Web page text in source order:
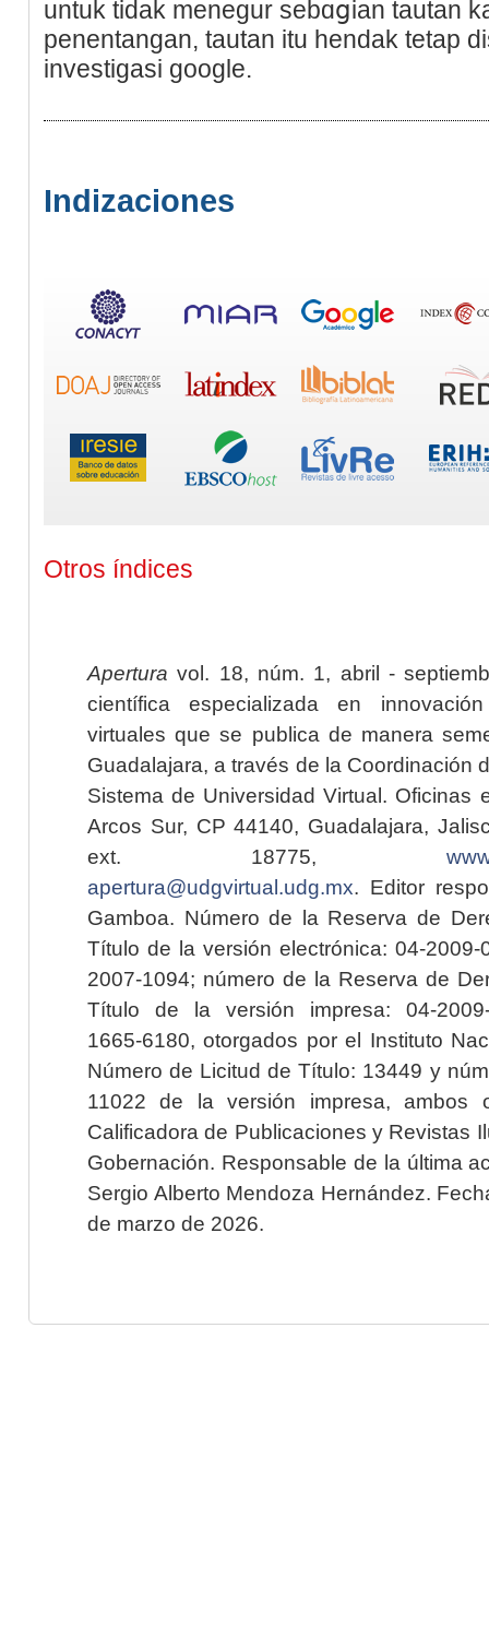
untuk tidak menegur sebɑցian tautan
penentangan, tautan itu hendak tetap
investigasi google.
Indizaciones
Otros índices
Apertura vol. 18, núm. 1, abril -
científica especializada en
virtuales que se publica de manera
Guadalajara, a través de la Coordinación
Sistema de Universidad Virtual. Oficinas
Arcos Sur, CP 44140, Guadalajara,
ext. 18775,
apertura@udgvirtual.udg.mx. Editor
Gamboa. Número de la Reserva de
Título de la versión electrónica: 04-2009-
2007-1094; número de la Reserva de
Título de la versión impresa: 04-2009-
1665-6180, otorgados por el Instituto
Número de Licitud de Título: 13449 y
11022 de la versión impresa, ambos
Calificadora de Publicaciones y Revistas
Gobernación. Responsable de la última
Sergio Alberto Mendoza Hernández.
de marzo de 2026.